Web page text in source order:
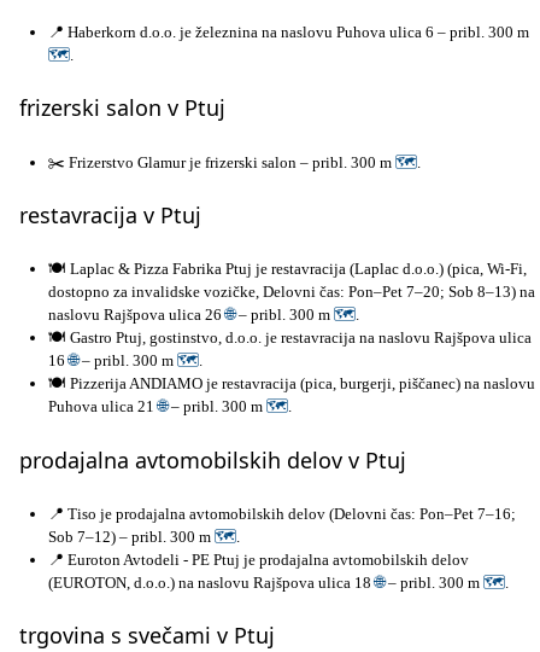
📍 Haberkorn d.o.o. je železnina na naslovu Puhova ulica 6 – pribl. 300 m
🗺
frizerski salon v Ptuj
✂️ Frizerstvo Glamur je frizerski salon – pribl. 300 m 🗺
restavracija v Ptuj
🍽️ Laplac & Pizza Fabrika Ptuj je restavracija (Laplac d.o.o.) (pica, Wi-Fi,
dostopno za invalidske vozičke, Delovni čas: Pon–Pet 7–20; Sob 8–13) na
naslovu Rajšpova ulica 26🌐– pribl. 300 m 🗺.
🍽️ Gastro Ptuj, gostinstvo, d.o.o. je restavracija na naslovu Rajšpova ulica
16🌐– pribl. 300 m 🗺.
🍽️ Pizzerija ANDIAMO je restavracija (pica, burgerji, piščanec) na naslovu
Puhova ulica 21🌐– pribl. 300 m 🗺.
prodajalna avtomobilskih delov v Ptuj
📍 Tiso je prodajalna avtomobilskih delov (Delovni čas: Pon–Pet 7–16;
Sob 7–12) – pribl. 300 m 🗺
📍 Euroton Avtodeli - PE Ptuj je prodajalna avtomobilskih delov
(EUROTON, d.o.o.) na naslovu Rajšpova ulica 18🌐– pribl. 300 m 🗺
trgovina s svečami v Ptuj